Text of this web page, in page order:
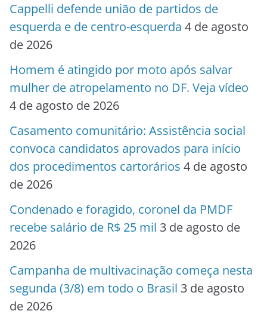
Cappelli defende união de partidos de
esquerda e de centro-esquerda 4 de agosto
de 2026
Homem é atingido por moto após salvar
mulher de atropelamento no DF. Veja vídeo
4 de agosto de 2026
Casamento comunitário: Assistência social
convoca candidatos aprovados para início
dos procedimentos cartorários 4 de agosto
de 2026
Condenado e foragido, coronel da PMDF
recebe salário de R$ 25 mil 3 de agosto de
2026
Campanha de multivacinação começa nesta
segunda (3/8) em todo o Brasil 3 de agosto
de 2026